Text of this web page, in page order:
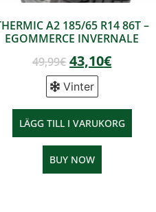
A2 185/65 R14 86T –
EGOMMERCE INVERNALE
49,99€ 43,10€
Vinter
LÄGG TILL I VARUKORG
BUY NOW